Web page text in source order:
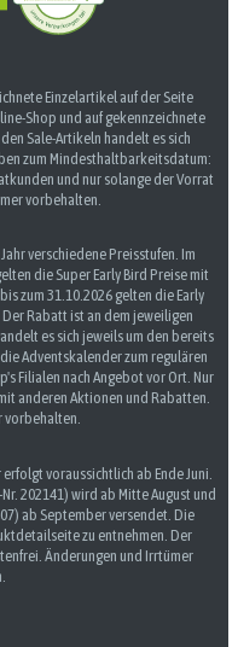
Einzelartikel auf der Seite
Shop und auf gekennzeichnete
Sale-Artikeln handelt es sich
zum Mindesthaltbarkeitsdatum:
und nur solange der Vorrat
vorbehalten.
verschiedene Preisstufen. Im
die Super Early Bird Preise mit
zum 31.10.2026 gelten die Early
Rabatt ist an dem jeweiligen
es sich jeweils um den bereits
Adventskalender zum regulären
Filialen nach Angebot vor Ort. Nur
anderen Aktionen und Rabatten.
vorbehalten.
voraussichtlich ab Ende Juni.
202141) wird ab Mitte August und
ab September versendet. Die
zu entnehmen. Der
Änderungen und Irrtümer